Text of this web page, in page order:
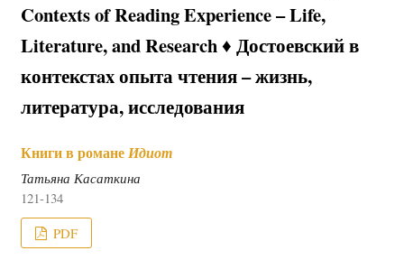
Contexts of Reading Experience – Life,
Literature, and Research ♦ Достоевский в
контекстax опыта чтения – жизнь,
литература, исследования
Книги в романеИдиот
Татьяна Касаткина
121-134
PDF